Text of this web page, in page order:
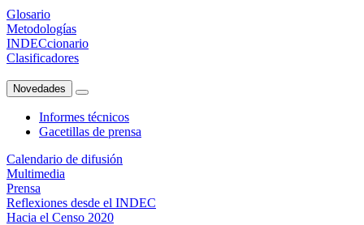
Glosario
Metodologías
INDECcionario
Clasificadores
Novedades
Informes técnicos
Gacetillas de prensa
Calendario de difusión
Multimedia
Prensa
Reflexiones desde el INDEC
Hacia el Censo 2020